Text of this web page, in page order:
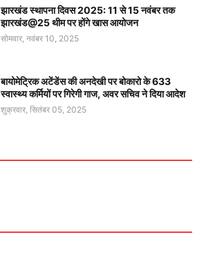
झारखंड स्थापना दिवस 2025: 11 से 15 नवंबर तक
झारखंड@25 थीम पर होंगे खास आयोजन
सोमवार, नवंबर 10, 2025
बायोमेट्रिक अटेंडेंस की अनदेखी पर बोकारो के 633
स्वास्थ्य कर्मियों पर गिरेगी गाज, अवर सचिव ने दिया आदेश
शुक्रवार, सितंबर 05, 2025